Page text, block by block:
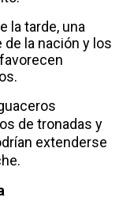
la tarde, una
de la nación y los
de tronadas y
extenderse